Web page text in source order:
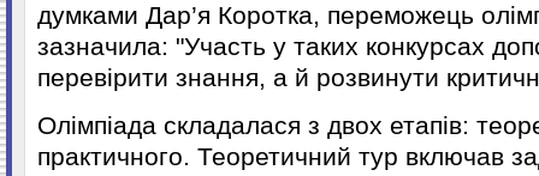
думками Дар’я Коротка, переможець
зазначила: "Участь у таких конкурсах
перевірити знання, а й розвинути
Олімпіада складалася з двох етапів:
практичного. Теоретичний тур включав